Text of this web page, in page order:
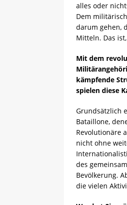
alles oder
Dem
darum gehen,
Mitteln. Das
Mit dem
kämpfende
spielen diese
Grundsätzlich
Bataillone,
Revolutionäre
nicht ohne
des
Bevölkerung.
die vielen